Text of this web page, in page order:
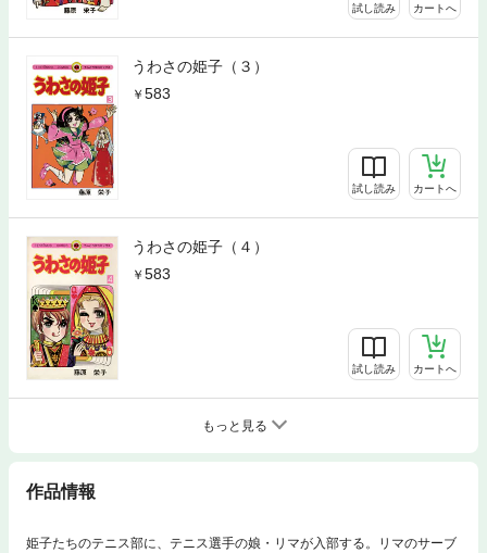
試し読み カートへ
うわさの姫子（３）
583
試し読み カートへ
うわさの姫子（４）
583
試し読み カートへ
もっと見る
作品情報
姫子たちのテニス部に、テニス選手の娘・リマが入部する。リマのサーブ